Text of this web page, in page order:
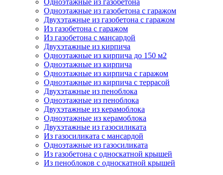
Одноэтажные из газобетона
Одноэтажные из газобетона с гаражом
Двухэтажные из газобетона с гаражом
Из газобетона с гаражом
Из газобетона с мансардой
Двухэтажные из кирпича
Одноэтажные из кирпича до 150 м2
Одноэтажные из кирпича
Одноэтажные из кирпича с гаражом
Одноэтажные из кирпича с террасой
Двухэтажные из пеноблока
Одноэтажные из пеноблока
Двухэтажные из керамоблока
Одноэтажные из керамоблока
Двухэтажные из газосиликата
Из газосиликата с мансардой
Одноэтажные из газосиликата
Из газобетона с односкатной крышей
Из пеноблоков с односкатной крышей